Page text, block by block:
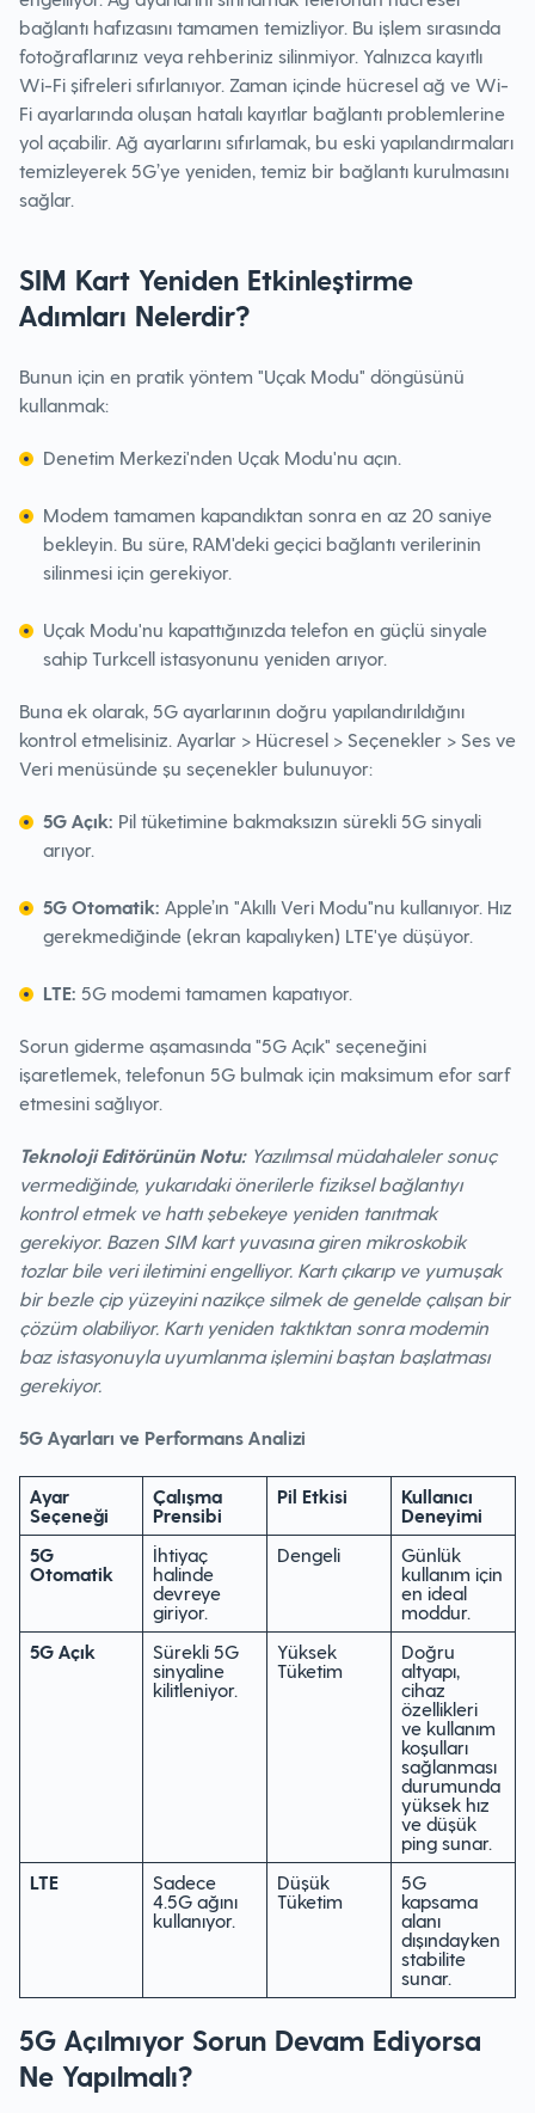
bağlantı hafızasını tamamen temizliyor. Bu işlem sırasında
fotoğraflarınız veya rehberiniz silinmiyor. Yalnızca kayıtlı
Wi-Fi şifreleri sıfırlanıyor. Zaman içinde hücresel ağ ve Wi-
Fi ayarlarında oluşan hatalı kayıtlar bağlantı problemlerine
yol açabilir. Ağ ayarlarını sıfırlamak, bu eski yapılandırmaları
temizleyerek 5G’ye yeniden, temiz bir bağlantı kurulmasını
sağlar.
SIM Kart Yeniden Etkinleştirme
Adımları Nelerdir?
Bunun için en pratik yöntem "Uçak Modu" döngüsünü
kullanmak:
Denetim Merkezi'nden Uçak Modu'nu açın.
Modem tamamen kapandıktan sonra en az 20 saniye
bekleyin. Bu süre, RAM'deki geçici bağlantı verilerinin
silinmesi için gerekiyor.
Uçak Modu'nu kapattığınızda telefon en güçlü sinyale
sahip Turkcell istasyonunu yeniden arıyor.
Buna ek olarak, 5G ayarlarının doğru yapılandırıldığını
kontrol etmelisiniz. Ayarlar > Hücresel > Seçenekler > Ses ve
Veri menüsünde şu seçenekler bulunuyor:
5G Açık: Pil tüketimine bakmaksızın sürekli 5G sinyali
arıyor.
5G Otomatik: Apple’ın "Akıllı Veri Modu"nu kullanıyor. Hız
gerekmediğinde (ekran kapalıyken) LTE'ye düşüyor.
LTE: 5G modemi tamamen kapatıyor.
Sorun giderme aşamasında "5G Açık" seçeneğini
işaretlemek, telefonun 5G bulmak için maksimum efor sarf
etmesini sağlıyor.
Teknoloji Editörünün Notu: Yazılımsal müdahaleler sonuç
vermediğinde, yukarıdaki önerilerle fiziksel bağlantıyı
kontrol etmek ve hattı şebekeye yeniden tanıtmak
gerekiyor. Bazen SIM kart yuvasına giren mikroskobik
tozlar bile veri iletimini engelliyor. Kartı çıkarıp ve yumuşak
bir bezle çip yüzeyini nazikçe silmek de genelde çalışan bir
çözüm olabiliyor. Kartı yeniden taktıktan sonra modemin
baz istasyonuyla uyumlanma işlemini baştan başlatması
gerekiyor.
5G Ayarları ve Performans Analizi
Ayar
Seçeneği
Çalışma
Prensibi
Pil Etkisi
Kullanıcı
Deneyimi
5G
Otomatik
İhtiyaç
halinde
devreye
giriyor.
Dengeli
Günlük
kullanım için
en ideal
moddur.
5G Açık
Sürekli 5G
sinyaline
kilitleniyor.
Yüksek
Tüketim
Doğru
altyapı,
cihaz
özellikleri
ve kullanım
koşulları
sağlanması
durumunda
yüksek hız
ve düşük
ping sunar.
LTE
Sadece
4.5G ağını
kullanıyor.
Düşük
Tüketim
5G
kapsama
alanı
dışındayken
stabilite
sunar.
5G Açılmıyor Sorun Devam Ediyorsa
Ne Yapılmalı?